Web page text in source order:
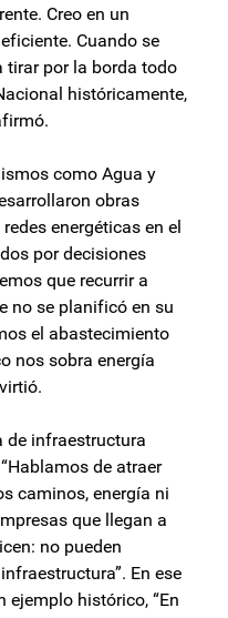
Creo en un
Cuando se
tirar por la borda todo
históricamente,
como Agua y
obras
energéticas en el
por decisiones
que recurrir a
no se planificó en su
el abastecimiento
nos sobra energía
de infraestructura
de atraer
caminos, energía ni
que llegan a
no pueden
En ese
ejemplo histórico, “En